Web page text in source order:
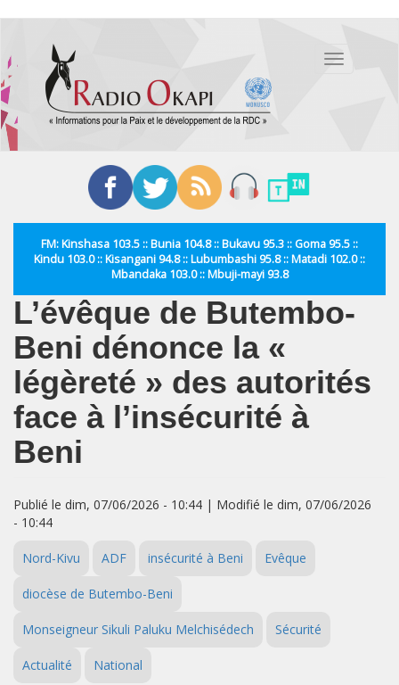
contenu
principal
Toggle
FM: Kinshasa 103.5 :: Bunia 104.8 :: Bukavu 95.3 :: Goma 95.5 ::
Kindu 103.0 :: Kisangani 94.8 :: Lubumbashi 95.8 :: Matadi 102.0 ::
Mbandaka 103.0 :: Mbuji-mayi 93.8
L’évêque de Butembo-
Beni dénonce la «
légèreté » des autorités
face à l’insécurité à
Beni
Publié le dim, 07/06/2026 - 10:44 | Modifié le dim, 07/06/2026
- 10:44
Nord-Kivu ADF insécurité à Beni Evêque
diocèse de Butembo-Beni
Monseigneur Sikuli Paluku Melchisédech Sécurité
Actualité National